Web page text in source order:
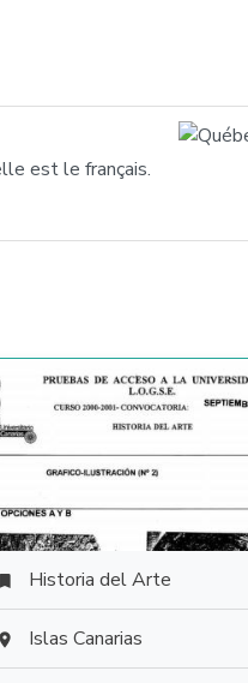
est le français.
 Historia del Arte
 Islas Canarias